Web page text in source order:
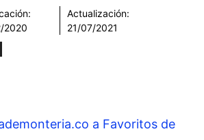
2020
Actualización:
21/07/2021
a Favoritos de